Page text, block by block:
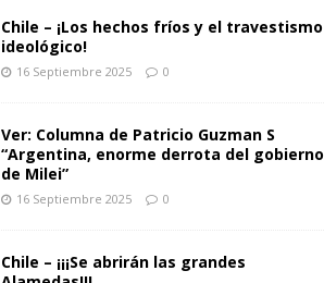
Chile – ¡Los hechos fríos y el travestismo
ideológico!
16 Septiembre 2025 0
Ver: Columna de Patricio Guzman S
“Argentina, enorme derrota del gobierno
de Milei”
16 Septiembre 2025 0
Chile – ¡¡¡Se abrirán las grandes